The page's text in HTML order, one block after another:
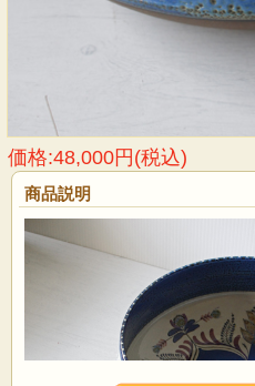
価格:48,000円(税込)
商品説明